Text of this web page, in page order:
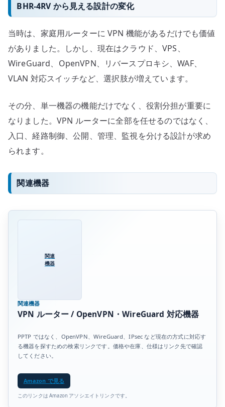
BHR-4RV から見える設計の変化
当時は、家庭用ルーターに VPN 機能があるだけでも価値
がありました。しかし、現在はクラウド、VPS、
WireGuard、OpenVPN、リバースプロキシ、WAF、
VLAN 対応スイッチなど、選択肢が増えています。
その分、単一機器の機能だけでなく、役割分担が重要に
なりました。VPN ルーターに全部を任せるのではなく、
入口、経路制御、公開、管理、監視を分ける設計が求め
られます。
関連機器
関連
機器
関連機器
VPN ルーター / OpenVPN・WireGuard 対応機器
PPTP ではなく、OpenVPN、WireGuard、IPsec など現在の方式に対応す
る機器を探すための検索リンクです。価格や在庫、仕様はリンク先で確認
してください。
Amazon で見る
このリンクは Amazon アソシエイトリンクです。